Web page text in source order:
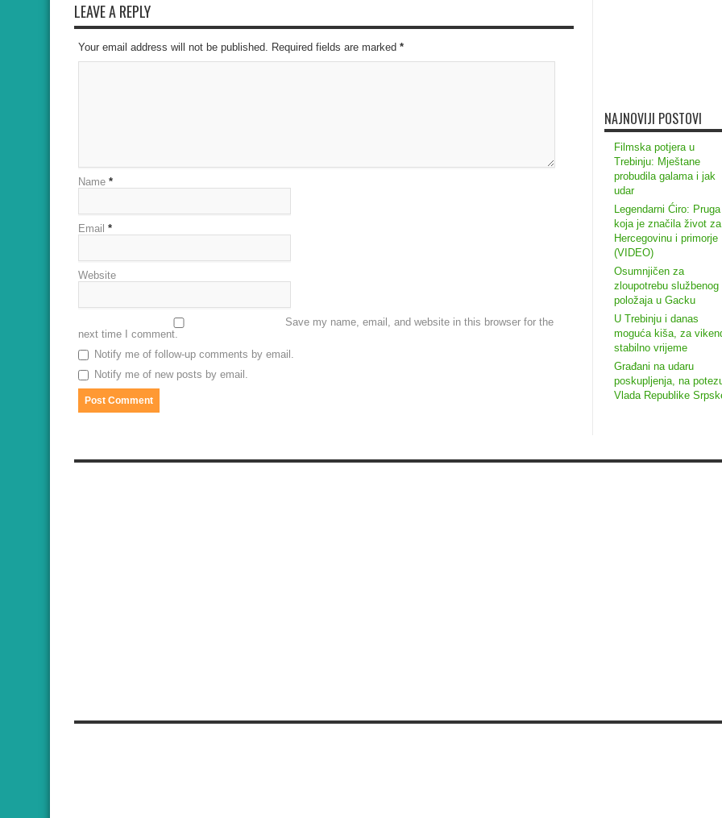
LEAVE A REPLY
Your email address will not be published. Required fields are marked *
Name *
Email *
Website
Save my name, email, and website in this browser for the
next time I comment.
Notify me of follow-up comments by email.
Notify me of new posts by email.
NAJNOVIJI POSTOVI
Filmska potjera u
Trebinju: Mještane
probudila galama i jak
udar
Legendarni Ćiro: Pruga
koja je značila život za
Hercegovinu i primorje
(VIDEO)
Osumnjičen za
zloupotrebu službenog
položaja u Gacku
U Trebinju i danas
moguća kiša, za
stabilno vrijeme
Građani na udaru
poskupljenja, na
Vlada Republike